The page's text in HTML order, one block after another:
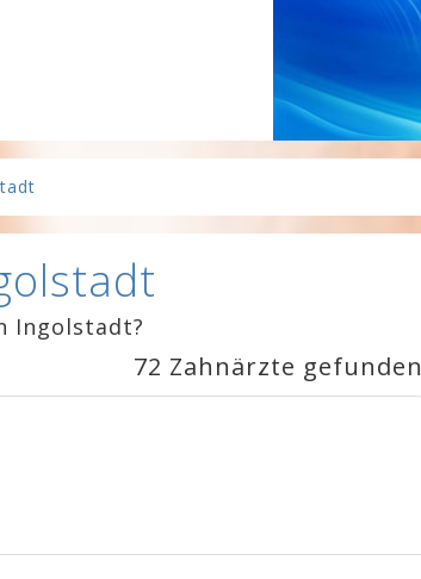
Ingolstadt?
72 Zahnärzte gefunden